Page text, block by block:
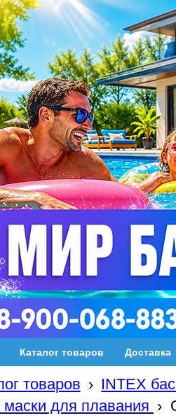
Каталог товаров Доставка
товаров › INTEX
для плавания ›